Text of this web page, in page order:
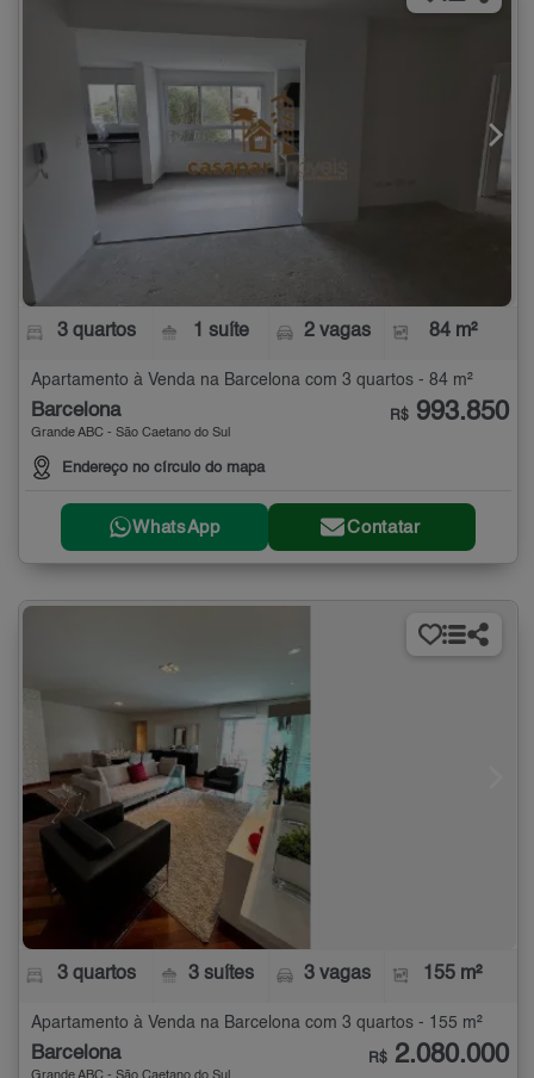
3 quartos 1 suíte 2 vagas 84 m²
Apartamento à Venda na Barcelona com 3 quartos - 84 m²
Barcelona
Grande ABC - São Caetano do Sul
Endereço no círculo do mapa
R$ 993.850
WhatsApp Contatar
3 quartos 3 suítes 3 vagas 155 m²
Apartamento à Venda na Barcelona com 3 quartos - 155 m²
Barcelona R$ 2.080.000